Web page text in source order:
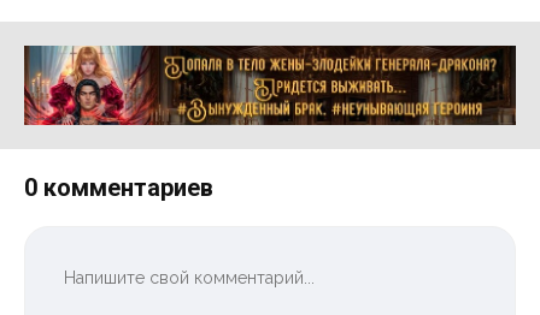
Реклама 16+ АО «ЛитГород»
0 комментариев